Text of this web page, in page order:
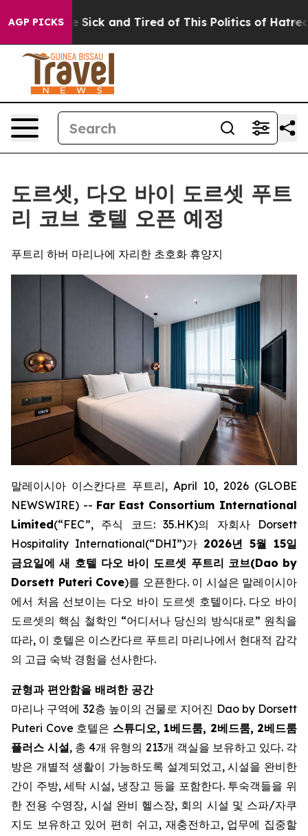
AGP PICKSAre Sick and Tired of This Politics of Hatred”
도르셋, 다오 바이 도르셋 푸트
리 코브 호텔 오픈 예정
푸트리 하버 마리나에 자리한 초호화 휴양지
말레이시아 이스칸다르 푸트리, April 10, 2026 (GLOBE
NEWSWIRE) -- Far East Consortium International
Limited(“FEC”, 주식 코드: 35.HK)의 자회사 Dorsett
Hospitality International(“DHI”)가 2026년 5월 15일
금요일에 새 호텔 다오 바이 도르셋 푸트리 코브(Dao by
Dorsett Puteri Cove)를 오픈한다. 이 시설은 말레이시아
에서 처음 선보이는 다오 바이 도르셋 호텔이다. 다오 바이
도르셋의 핵심 철학인 “어디서나 당신의 방식대로” 원칙을
따라, 이 호텔은 이스칸다르 푸트리 마리나에서 현대적 감각
의 고급 숙박 경험을 선사한다.
균형과 편안함을 배려한 공간
마리나 구역에 32층 높이의 건물로 지어진 Dao by Dorsett
Puteri Cove 호텔은 스튜디오, 1베드룸, 2베드룸, 2베드룸
플러스 시설, 총 4개 유형의 213개 객실을 보유하고 있다. 각
방은 개별적 생활이 가능하도록 설계되었고, 시설을 완비한
간이 주방, 세탁 시설, 냉장고 등을 포함한다. 투숙객들을 위
한 전용 수영장, 시설 완비 헬스장, 회의 시설 및 스파/자쿠
지도 보유하고 있어 편히 쉬고, 재충전하고, 업무에 집중할